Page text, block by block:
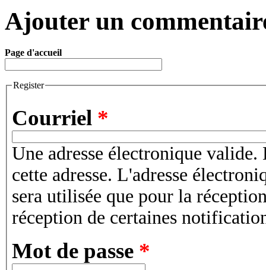
Ajouter un
Page d'accueil
Register
Courriel *
Une adresse électronique
cette adresse. L'adresse
sera utilisée que pour la
réception de certaines
Mot de passe *